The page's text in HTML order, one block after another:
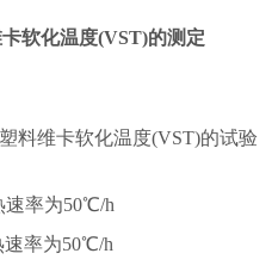
软化温度(VST)的测定
料维卡软化温度(VST)的试验
速率为50℃/h
率为50℃/h